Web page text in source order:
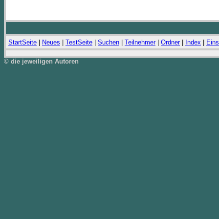
StartSeite Neues TestSeite Suchen Teilnehmer| Ordner| Index
© die jeweiligen Autoren